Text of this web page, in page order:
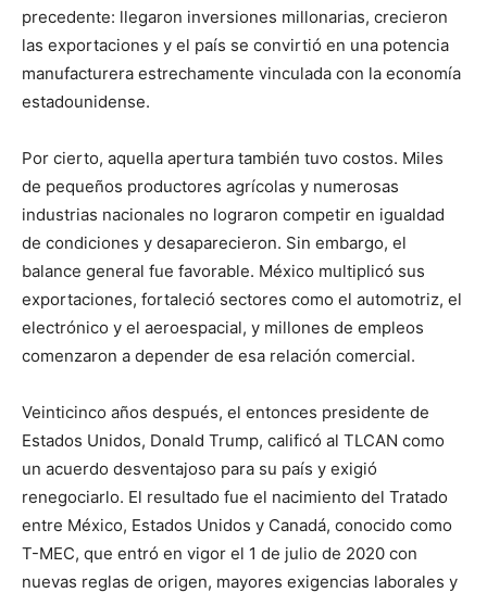
precedente: llegaron inversiones millonarias, crecieron
las exportaciones y el país se convirtió en una potencia
manufacturera estrechamente vinculada con la economía
estadounidense.
Por cierto, aquella apertura también tuvo costos. Miles
de pequeños productores agrícolas y numerosas
industrias nacionales no lograron competir en igualdad
de condiciones y desaparecieron. Sin embargo, el
balance general fue favorable. México multiplicó sus
exportaciones, fortaleció sectores como el automotriz, el
electrónico y el aeroespacial, y millones de empleos
comenzaron a depender de esa relación comercial.
Veinticinco años después, el entonces presidente de
Estados Unidos, Donald Trump, calificó al TLCAN como
un acuerdo desventajoso para su país y exigió
renegociarlo. El resultado fue el nacimiento del Tratado
entre México, Estados Unidos y Canadá, conocido como
T-MEC, que entró en vigor el 1 de julio de 2020 con
nuevas reglas de origen, mayores exigencias laborales y